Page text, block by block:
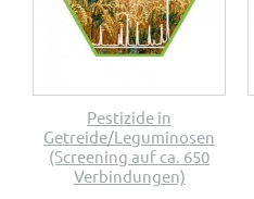
Pestizide in
Getreide/Leguminosen
(Screening auf ca. 650
Verbindungen)